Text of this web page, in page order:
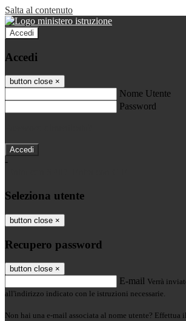
Salta al contenuto
Accedi
Accedi
button close ×
Nome Utente
Password
-
Seleziona utente
button close ×
Recupero password
button close ×
E-mail Verrà
all'indirizzo indicato con le istruzioni necessarie.
Non hai una e-mail associata al nome utente? Effettua